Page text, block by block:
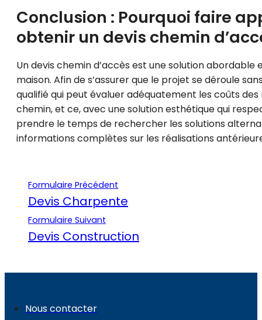
Conclusion : Pourquoi faire
obtenir un devis chemin
Un devis chemin d’accès est une solution
maison. Afin de s’assurer que le projet se déroule
qualifié qui peut évaluer adéquatement les coûts
chemin, et ce, avec une solution esthétique qui
prendre le temps de rechercher les solutions
informations complètes sur les réalisations
Formulaire Précédent
Devis Charpente
Formulaire Suivant
Devis Construction
Nous contacter